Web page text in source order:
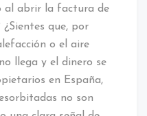
al abrir la factura de
¿Sientes que, por
o el aire
llega y el dinero se
en España,
no son